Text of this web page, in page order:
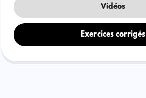
Vidéos
Exercices corrigés